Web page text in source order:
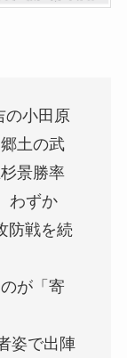
の小田原
土の武
景勝率
わずか
防戦を続
が「寄
姿で出陣